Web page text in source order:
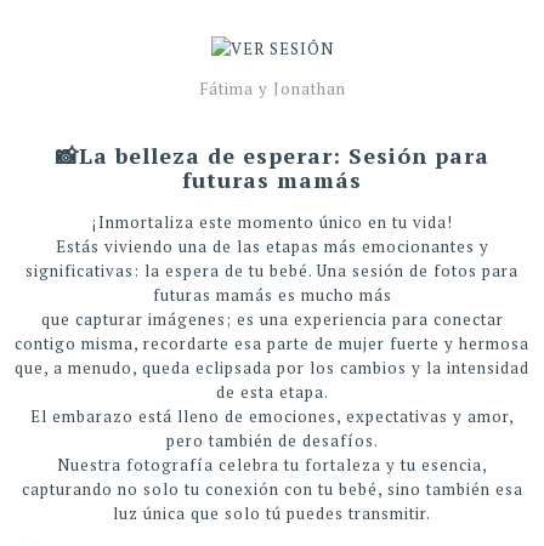
Fátima y Jonathan
📸La belleza de esperar: Sesión para
futuras mamás
¡Inmortaliza este momento único en tu vida!
Estás viviendo una de las etapas más emocionantes y
significativas: la espera de tu bebé. Una sesión de fotos para
futuras mamás es mucho más
que capturar imágenes; es una experiencia para conectar
contigo misma, recordarte esa parte de mujer fuerte y hermosa
que, a menudo, queda eclipsada por los cambios y la intensidad
de esta etapa.
El embarazo está lleno de emociones, expectativas y amor,
pero también de desafíos.
Nuestra fotografía celebra tu fortaleza y tu esencia,
capturando no solo tu conexión con tu bebé, sino también esa
luz única que solo tú puedes transmitir.